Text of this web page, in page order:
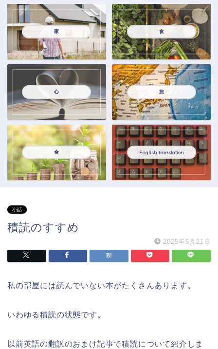
家 食
心 旅
金 English translation
小話
積読のすすめ
2025年5月21日
私の部屋には読んでいない本がたくさんあります。
いわゆる積読の状態です。
以前英語の翻訳のおまけ記事で積読について紹介しま